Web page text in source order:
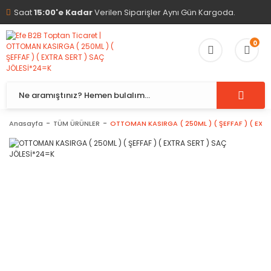
Saat15:00'e KadarVerilen Siparişler Aynı Gün Kargoda.
0
Anasayfa TÜM ÜRÜNLER OTTOMAN KASIRGA ( 250ML ) ( ŞEFFAF ) (